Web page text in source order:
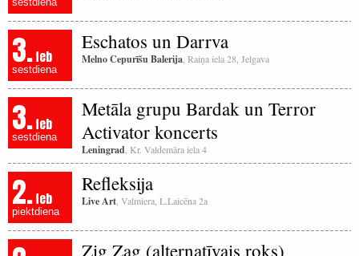
3.feb
sestdiena
Eschatos un Darrva
Melno Cepurīšu Balerija , Raiņa iela 28, Jelgava
3.feb
sestdiena
Metāla grupu Bardak un Terror
Activator koncerts
Leningrad , Kr. Valdemāra iela 4
2.feb
piektdiena
Refleksija
Live Art , Valmiera, L.Laicēna 2a
Zig Zag (alternatīvais roks)